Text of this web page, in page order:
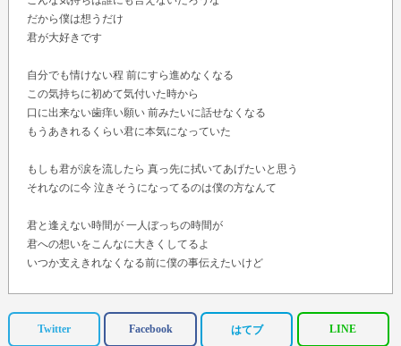
だから僕は想うだけ
君が大好きです
自分でも情けない程 前にすら進めなくなる
この気持ちに初めて気付いた時から
口に出来ない歯痒い願い 前みたいに話せなくなる
もうあきれるくらい君に本気になっていた
もしも君が涙を流したら 真っ先に拭いてあげたいと思う
それなのに今 泣きそうになってるのは僕の方なんて
君と逢えない時間が 一人ぼっちの時間が
君への想いをこんなに大きくしてるよ
いつか支えきれなくなる前に僕の事伝えたいけど
胸にしまったラブレター また臆病風に吹かれた
Twitter Facebook はてブ LINE